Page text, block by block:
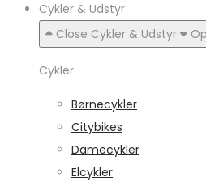
Cykler & Udstyr
Close Cykler & Udstyr
Cykler
Børnecykler
Citybikes
Damecykler
Elcykler